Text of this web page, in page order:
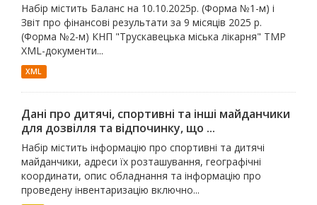
Набір містить Баланс на 10.10.2025р. (Форма №1-м) і
Звіт про фінансові результати за 9 місяців 2025 р.
(Форма №2-м) КНП "Трускавецька міська лікарня" ТМР
XML-документи...
XML
Дані про дитячі, спортивні та інші майданчики
для дозвілля та відпочинку, що ...
Набір містить інформацію про спортивні та дитячі
майданчики, адреси їх розташування, географічні
координати, опис обладнання та інформацію про
проведену інвентаризацію включно...